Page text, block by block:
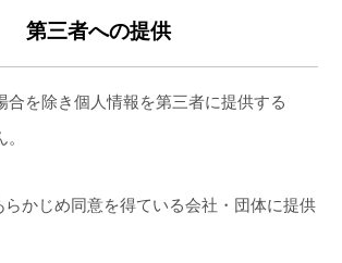
第三者への提供
合を除き個人情報を第三者に提供する
らかじめ同意を得ている会社・団体に提供